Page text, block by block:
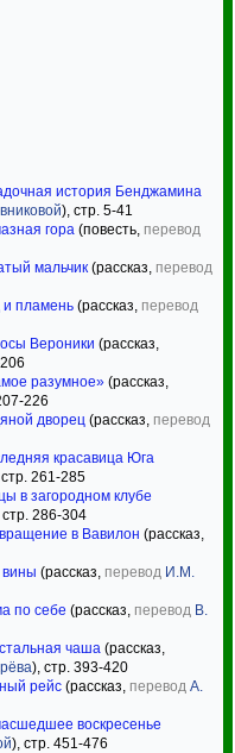
история Бенджамина
), стр. 5-41
гора (повесть, перевод
мальчик (рассказ, перевод
и пламень (рассказ, перевод
Вероники (рассказ,
разумное» (рассказ,
226
дворец (рассказ, перевод
красавица Юга
261-285
в загородном клубе
стр. 286-304
в Вавилон (рассказ,
вины (рассказ, перевод И.М.
по себе (рассказ, перевод В.
чаша (рассказ,
), стр. 393-420
рейс (рассказ, перевод А.
воскресенье
), стр. 451-476